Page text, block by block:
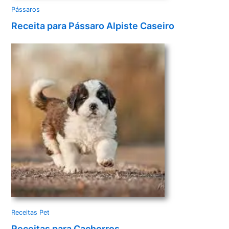
Pássaros
Receita para Pássaro Alpiste Caseiro
Receitas Pet